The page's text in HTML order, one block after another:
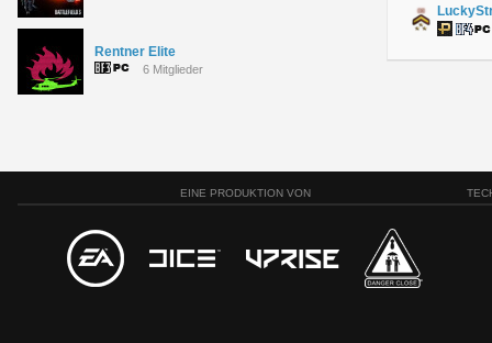
Rentner Elite
6 Mitglieder
EINE PRODUKTION VON